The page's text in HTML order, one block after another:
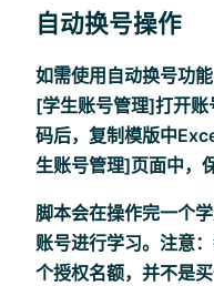
自动换号操作
如需使用自动换号功
[学生账号管理]打开
码后，复制模版中
生账号管理]页面中，
脚本会在操作完一个
账号进行学习。注意
个授权名额，并不是